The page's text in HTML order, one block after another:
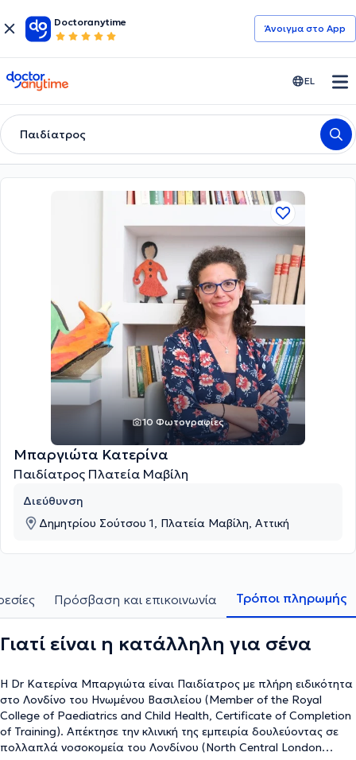
Doctoranytime
Άνοιγμα στο App
doctoranytime EL
Παιδίατρος
10 Φωτογραφίες
Μπαργιώτα Κατερίνα
Παιδίατρος Πλατεία Μαβίλη
Διεύθυνση
Δημητρίου Σούτσου 1, Πλατεία Μαβίλη, Αττική
Πρόσβαση και επικοινωνία Τρόποι πληρωμής
Γιατί είναι η κατάλληλη για σένα
Η Dr Κατερίνα Μπαργιώτα είναι Παιδίατρος με πλήρη ειδικότητα
στο Λονδίνο του Ηνωμένου Βασιλείου (Member of the Royal
College of Paediatrics and Child Health, Certificate of Completion
of Training). Απέκτησε την κλινική της εμπειρία δουλεύοντας σε
πολλαπλά νοσοκομεία του Λονδίνου (North Central London